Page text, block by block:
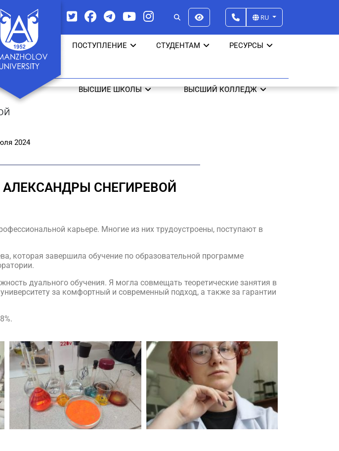
RU
ПОСТУПЛЕНИЕ СТУДЕНТАМ РЕСУРСЫ
ВЫСШИЕ ШКОЛЫ ВЫСШИЙ КОЛЛЕДЖ
2024
СНЕГИРЕВОЙ
карьере. Многие из них трудоустроены, поступают в
которая завершила обучение по образовательной программе
дуального обучения. Я могла совмещать теоретические занятия в
за комфортный и современный подход, а также за гарантии